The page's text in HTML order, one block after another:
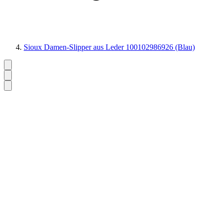
Sioux Damen-Slipper aus Leder 100102986926 (Blau)